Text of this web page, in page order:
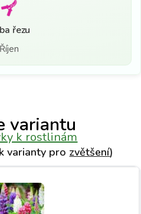
řezu
Říjen
variantu
k rostlinám
varianty pro zvětšení)